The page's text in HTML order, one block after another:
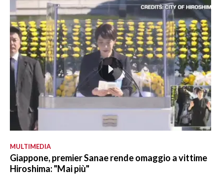
MULTIMEDIA
Giappone, premier Sanae rende omaggio a vittime
Hiroshima: "Mai più"